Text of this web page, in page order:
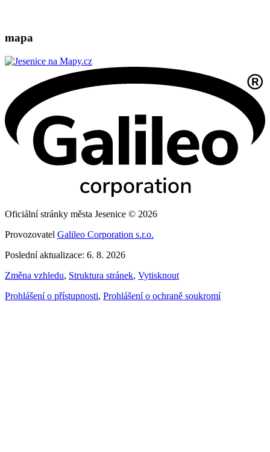
mapa
Oficiální stránky města Jesenice © 2026
Provozovatel Galileo Corporation s.r.o.
Poslední aktualizace: 6. 8. 2026
Změna vzhledu, Struktura stránek, Vytisknout
Prohlášení o přístupnosti, Prohlášení o ochraně soukromí